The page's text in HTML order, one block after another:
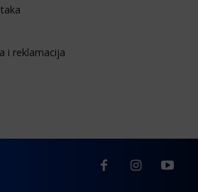
i reklamacija